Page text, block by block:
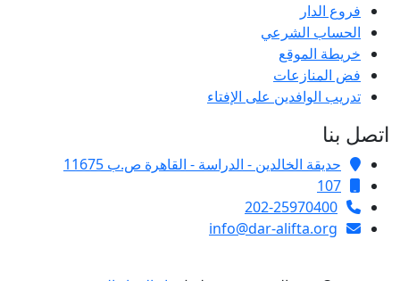
فروع الدار
الحساب الشرعي
خريطة الموقع
فض المنازعات
تدريب الوافدين على الإفتاء
اتصل بنا
حديقة الخالدين - الدراسة - القاهرة ص.ب 11675
107
202-25970400
info@dar-alifta.org